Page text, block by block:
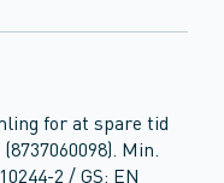
for at spare tid
Min.
2 / GS: EN